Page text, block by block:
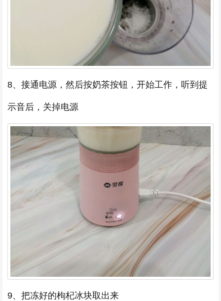
8、接通电源，然后按奶茶按钮，开始工作，听到提
示音后，关掉电源
9、把冻好的枸杞冰块取出来